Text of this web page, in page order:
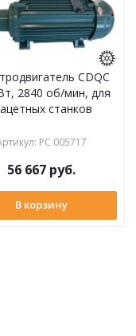
CDQC
2840 об/мин, для
станков
: РС 005717
56 667 руб.
В корзину